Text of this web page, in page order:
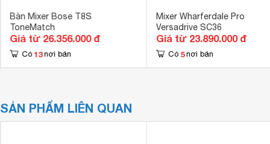
Bàn Mixer Bose T8S
ToneMatch
Giá từ 26.356.000 đ
Có 13 nơi bán
Mixer Wharferdale Pro
Versadrive SC36
Giá từ 23.890.000 đ
Có 5 nơi bán
SẢN PHẨM LIÊN QUAN